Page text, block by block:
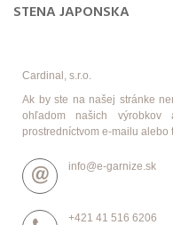
STENA JAPONSKA
Cardinal, s.r.o.
Ak by ste na našej stránke
ohľadom našich výrobkov
prostredníctvom e-mailu alebo
info@e-garnize.sk
+421 41 516 6206